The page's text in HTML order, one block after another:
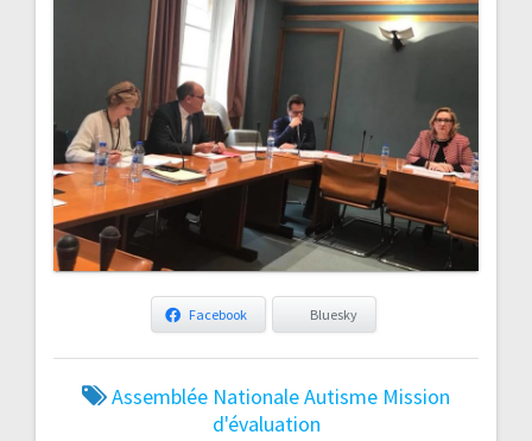
Facebook Bluesky
Assemblée NationaleAutisme Mission
d'évaluation